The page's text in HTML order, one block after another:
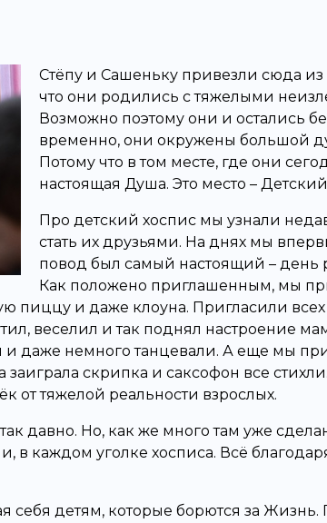
Стёпу и Сашеньку привезли сюда из
что они родились с тяжелыми
Возможно поэтому они и остались
временно, они окружены большой
Потому что в том месте, где они
настоящая Душа. Это место –
Про детский хоспис мы узнали
стать их друзьями. На днях мы
повод был самый настоящий –
Как положено приглашенным, мы
пиццу и даже клоуна. Пригласили
веселил и так поднял настроение
и даже немного танцевали. А еще мы
заиграла скрипка и саксофон все
от тяжелой реальности взрослых.
давно. Но, как же много там уже
в каждом уголке хосписа. Всё
себя детям, которые борются за